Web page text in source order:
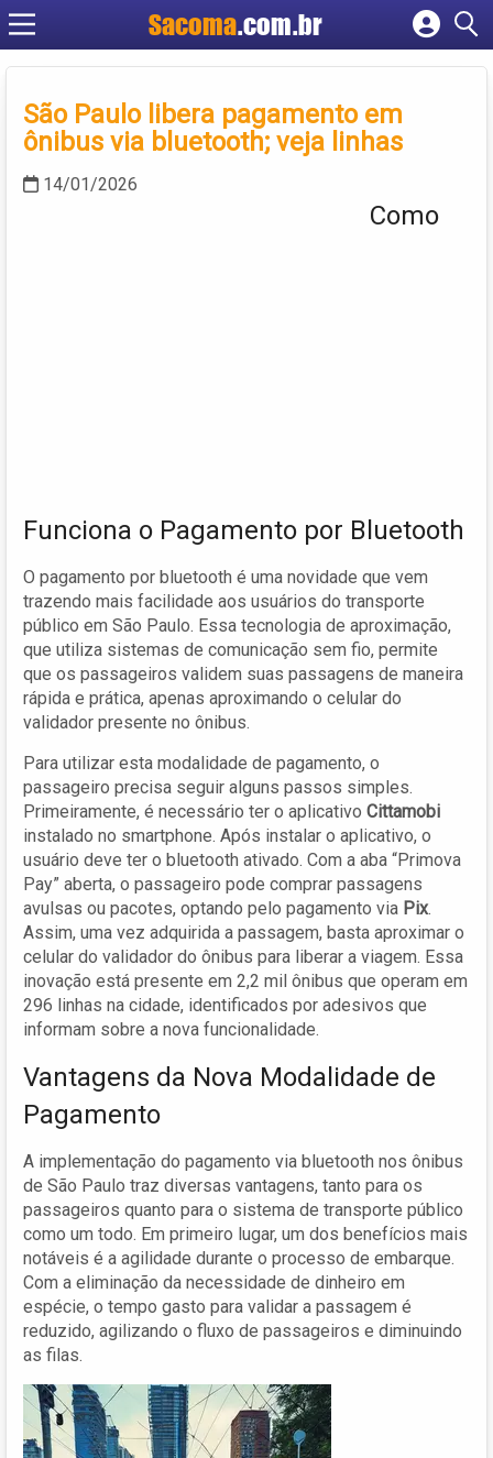
Sacoma.com.br
Cadastrar empresa
Criar conta
São Paulo libera pagamento em
ônibus via bluetooth; veja linhas
14/01/2026
Como
Funciona o Pagamento por Bluetooth
O pagamento por bluetooth é uma novidade que vem
trazendo mais facilidade aos usuários do transporte
público em São Paulo. Essa tecnologia de aproximação,
que utiliza sistemas de comunicação sem fio, permite
que os passageiros validem suas passagens de maneira
rápida e prática, apenas aproximando o celular do
validador presente no ônibus.
Para utilizar esta modalidade de pagamento, o
passageiro precisa seguir alguns passos simples.
Primeiramente, é necessário ter o aplicativo Cittamobi
instalado no smartphone. Após instalar o aplicativo, o
usuário deve ter o bluetooth ativado. Com a aba “Primova
Pay” aberta, o passageiro pode comprar passagens
avulsas ou pacotes, optando pelo pagamento via Pix.
Assim, uma vez adquirida a passagem, basta aproximar o
celular do validador do ônibus para liberar a viagem. Essa
inovação está presente em 2,2 mil ônibus que operam em
296 linhas na cidade, identificados por adesivos que
informam sobre a nova funcionalidade.
Vantagens da Nova Modalidade de
Pagamento
A implementação do pagamento via bluetooth nos ônibus
de São Paulo traz diversas vantagens, tanto para os
passageiros quanto para o sistema de transporte público
como um todo. Em primeiro lugar, um dos benefícios mais
notáveis é a agilidade durante o processo de embarque.
Com a eliminação da necessidade de dinheiro em
espécie, o tempo gasto para validar a passagem é
reduzido, agilizando o fluxo de passageiros e diminuindo
as filas.